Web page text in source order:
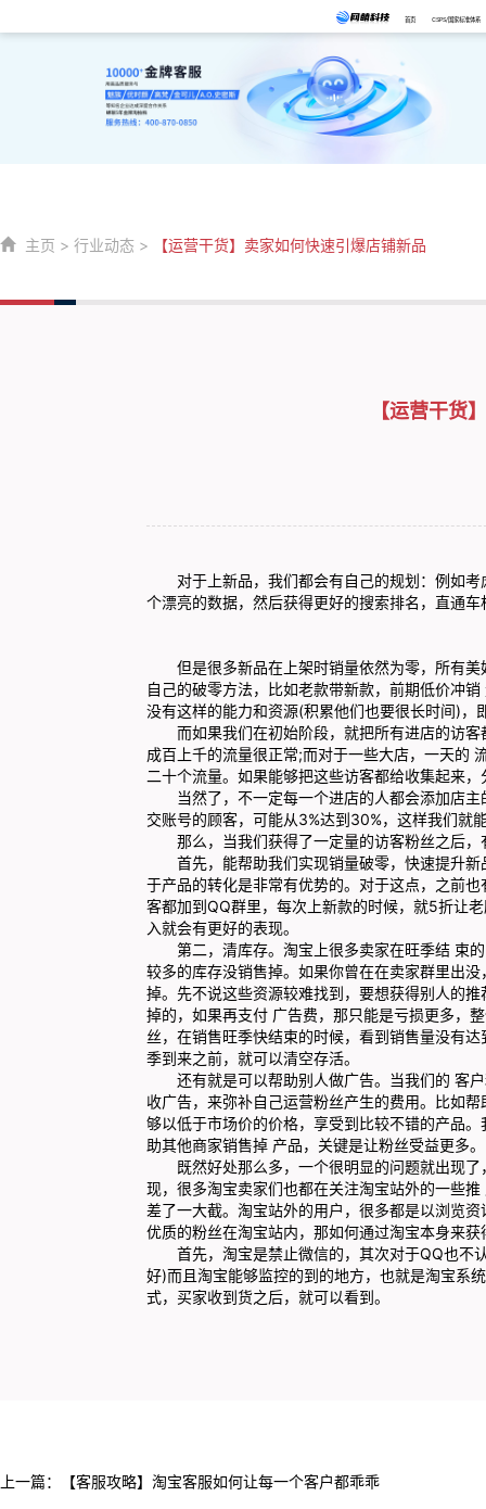
首页 CSPS/国家标准体系
主页 > 行业动态 > 【运营干货】卖家如何快速引爆店铺新品
【运营干货
对于上新品，我们都会有自己的规划：例如考
个漂亮的数据，然后获得更好的搜索排名，直通
但是很多新品在上架时销量依然为零，所有美
自己的破零方法，比如老款带新款，前期低价冲
没有这样的能力和资源(积累他们也要很长时间)
而如果我们在初始阶段，就把所有进店的访客
成百上千的流量很正常;而对于一些大店，一天的
二十个流量。如果能够把这些访客都给收集起来
当然了，不一定每一个进店的人都会添加店主
交账号的顾客，可能从3%达到30%，这样我们就
那么，当我们获得了一定量的访客粉丝之后，
首先，能帮助我们实现销量破零，快速提升新
于产品的转化是非常有优势的。对于这点，之前
客都加到QQ群里，每次上新款的时候，就5折让
入就会有更好的表现。
第二，清库存。淘宝上很多卖家在旺季结 束的
较多的库存没销售掉。如果你曾在在卖家群里出
掉。先不说这些资源较难找到，要想获得别人的
掉的，如果再支付 广告费，那只能是亏损更多，
丝，在销售旺季快结束的时候，看到销售量没有
季到来之前，就可以清空存活。
还有就是可以帮助别人做广告。当我们的 客户
收广告，来弥补自己运营粉丝产生的费用。比如
够以低于市场价的价格，享受到比较不错的产品
助其他商家销售掉 产品，关键是让粉丝受益更多。
既然好处那么多，一个很明显的问题就出现了
现，很多淘宝卖家们也都在关注淘宝站外的一些
差了一大截。淘宝站外的用户，很多都是以浏览
优质的粉丝在淘宝站内，那如何通过淘宝本身来获
首先，淘宝是禁止微信的，其次对于QQ也不
好)而且淘宝能够监控的到的地方，也就是淘宝系
式，买家收到货之后，就可以看到。
上一篇： 【客服攻略】淘宝客服如何让每一个客户都乖乖